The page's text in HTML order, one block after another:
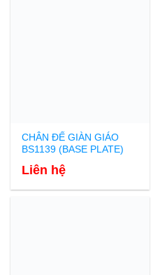
CHÂN ĐẾ GIÀN GIÁO
BS1139 (BASE PLATE)
Liên hệ